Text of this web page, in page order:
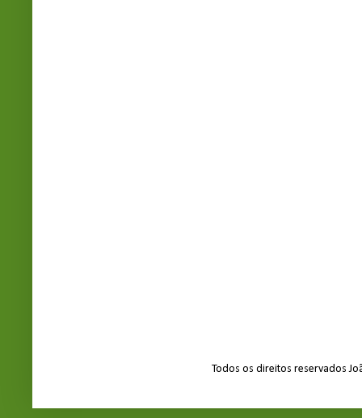
Todos os direitos reservados